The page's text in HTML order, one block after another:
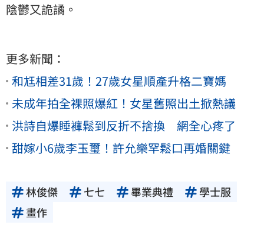
陰鬱又詭譎。
更多新聞：
和尪相差31歲！27歲女星順產升格二寶媽
未成年拍全裸照爆紅！女星舊照出土掀熱議
洪詩自爆睡褲鬆到反折不捨換 網全心疼了
甜嫁小6歲李玉璽！許允樂罕鬆口再婚關鍵
林俊傑 七七 畢業典禮
學士服
畫作